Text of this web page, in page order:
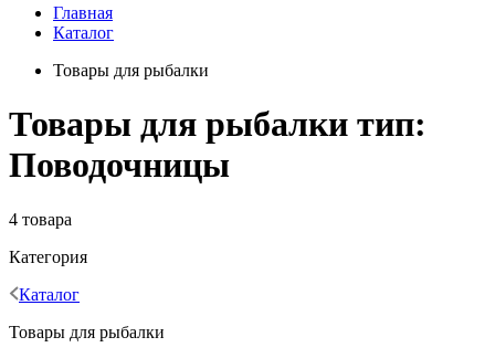
Главная
Каталог
Товары для рыбалки
Товары для рыбалки тип:
Поводочницы
4 товара
Категория
Каталог
Товары для рыбалки